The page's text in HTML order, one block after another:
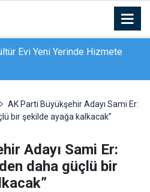
bina alevlere teslim oldu:
merdivenle kurtardı
AK Parti Büyükşehir Adayı Sami Er:
bir şekilde ayağa kalkacak”
Adayı Sami Er:
daha güçlü bir